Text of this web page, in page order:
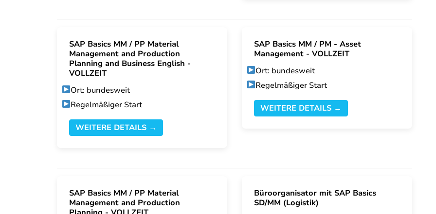
SAP Basics MM / PP Material
Management and Production
Planning and Business English -
VOLLZEIT
Ort: bundesweit
Regelmäßiger Start
WEITERE DETAILS →
SAP Basics MM / PM - Asset
Management - VOLLZEIT
Ort: bundesweit
Regelmäßiger Start
WEITERE DETAILS →
SAP Basics MM / PP Material
Management and Production
Büroorganisator mit SAP Basics
SD/MM (Logistik)